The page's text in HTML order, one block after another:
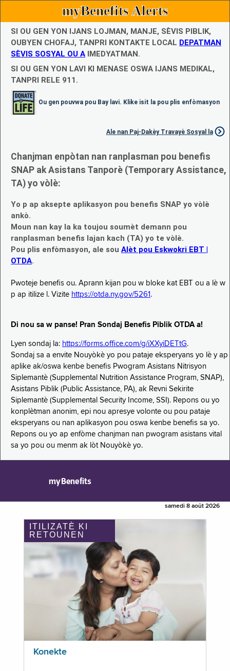
myBenefits Alerts
SI OU GEN YON IJANS LOJMAN, MANJE, SÈVIS PIBLIK,
OUBYEN CHOFAJ, TANPRI KONTAKTE LOCAL DEPATMAN
SÈVIS SOSYAL OU A IMEDYATMAN.
SI OU GEN YON LAVI KI MENASE OSWA IJANS MEDIKAL,
TANPRI RELE 911.
Ou gen pouvwa pou Bay lavi. Klike isit la pou plis enfòmasyon
Ale nan Paj-Dakèy Travayè Sosyal la
Chanjman enpòtan nan ranplasman pou benefis
SNAP ak Asistans Tanporè (Temporary Assistance,
TA) yo vòlè:
Yo p ap aksepte aplikasyon pou benefis SNAP yo vòlè
ankò.
Moun nan kay la ka toujou soumèt demann pou
ranplasman benefis lajan kach (TA) yo te vòlè.
Pou plis enfòmasyon, ale sou Alèt pou Eskwokri EBT |
OTDA.
Pwoteje benefis ou. Aprann kijan pou w bloke kat EBT ou a lè w
p ap itilize l. Vizite https://otda.ny.gov/5261 .
Di nou sa w panse! Pran Sondaj Benefis Piblik OTDA a!
Lyen sondaj la: https://forms.office.com/g/iXXyiDETtG.
Sondaj sa a envite Nouyòkè yo pou pataje eksperyans yo lè y ap
aplike ak/oswa kenbe benefis Pwogram Asistans Nitrisyon
Siplemantè (Supplemental Nutrition Assistance Program, SNAP),
Asistans Piblik (Public Assistance, PA), ak Revni Sekirite
Siplemantè (Supplemental Security Income, SSI). Repons ou yo
konplètman anonim, epi nou apresye volonte ou pou pataje
eksperyans ou nan aplikasyon pou oswa kenbe benefis sa yo.
Repons ou yo ap enfòme chanjman nan pwogram asistans vital
sa yo pou ou menm ak lòt Nouyòkè yo.
myBenefits
samedi 8 août 2026
ITILIZATÈ KI
RETOUNEN
Konekte